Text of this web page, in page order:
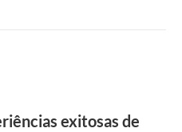
exitosas de
l